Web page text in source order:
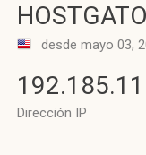
desde mayo 03,
Dirección IP